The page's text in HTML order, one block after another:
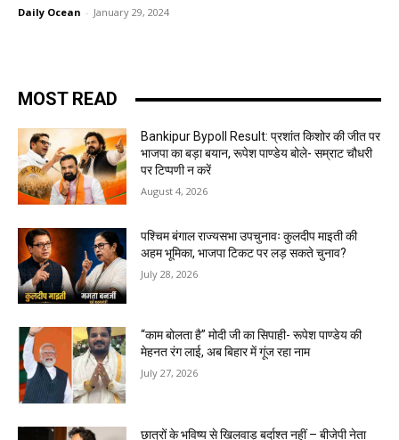
Daily Ocean - January 29, 2024
MOST READ
Bankipur Bypoll Result: प्रशांत किशोर की जीत पर
भाजपा का बड़ा बयान, रूपेश पाण्डेय बोले- सम्राट चौधरी
पर टिप्पणी न करें
August 4, 2026
पश्चिम बंगाल राज्यसभा उपचुनावः कुलदीप माइती की
अहम भूमिका, भाजपा टिकट पर लड़ सकते चुनाव?
July 28, 2026
“काम बोलता है” मोदी जी का सिपाही- रूपेश पाण्डेय की
मेहनत रंग लाई, अब बिहार में गूंज रहा नाम
July 27, 2026
छात्रों के भविष्य से खिलवाड़ बर्दाश्त नहीं – बीजेपी नेता